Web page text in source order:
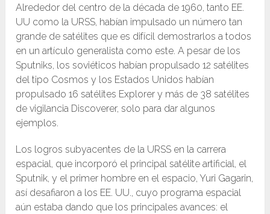
Alrededor del centro de la década de 1960, tanto EE.
UU como la URSS, habían impulsado un número tan
grande de satélites que es difícil demostrarlos a todos
en un artículo generalista como este. A pesar de los
Sputniks, los soviéticos habían propulsado 12 satélites
del tipo Cosmos y los Estados Unidos habían
propulsado 16 satélites Explorer y más de 38 satélites
de vigilancia Discoverer, solo para dar algunos
ejemplos.
Los logros subyacentes de la URSS en la carrera
espacial, que incorporó el principal satélite artificial, el
Sputnik, y el primer hombre en el espacio, Yuri Gagarin,
así desafiaron a los EE. UU., cuyo programa espacial
aún estaba dando que los principales avances: el